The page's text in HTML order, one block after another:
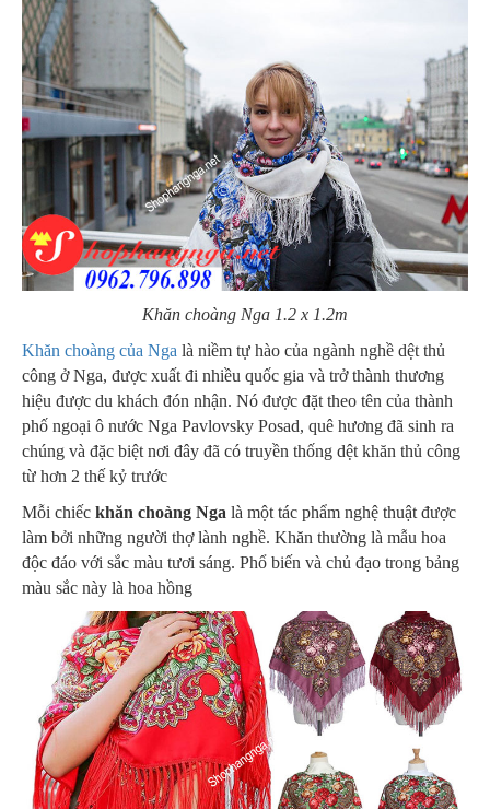
Khăn choàng Nga 1.2 x 1.2m
Khăn choàng của Nga là niềm tự hào của ngành nghề dệt thủ
công ở Nga, được xuất đi nhiều quốc gia và trở thành thương
hiệu được du khách đón nhận. Nó được đặt theo tên của thành
phố ngoại ô nước Nga Pavlovsky Posad, quê hương đã sinh ra
chúng và đặc biệt nơi đây đã có truyền thống dệt khăn thủ công
từ hơn 2 thế kỷ trước
Mỗi chiếc khăn choàng Nga là một tác phẩm nghệ thuật được
làm bởi những người thợ lành nghề. Khăn thường là mẫu hoa
độc đáo với sắc màu tươi sáng. Phổ biến và chủ đạo trong bảng
màu sắc này là hoa hồng